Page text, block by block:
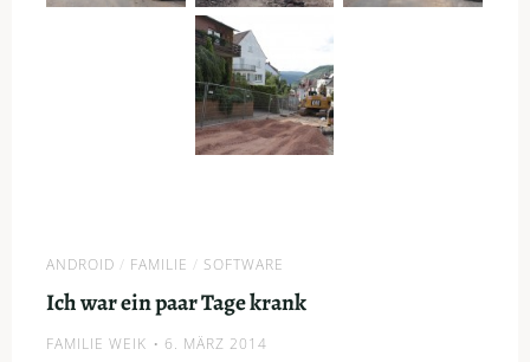
ANDROID / FAMILIE / SOFTWARE
Ich war ein paar Tage krank
FAMILIE WEIK 6. MÄRZ 2014